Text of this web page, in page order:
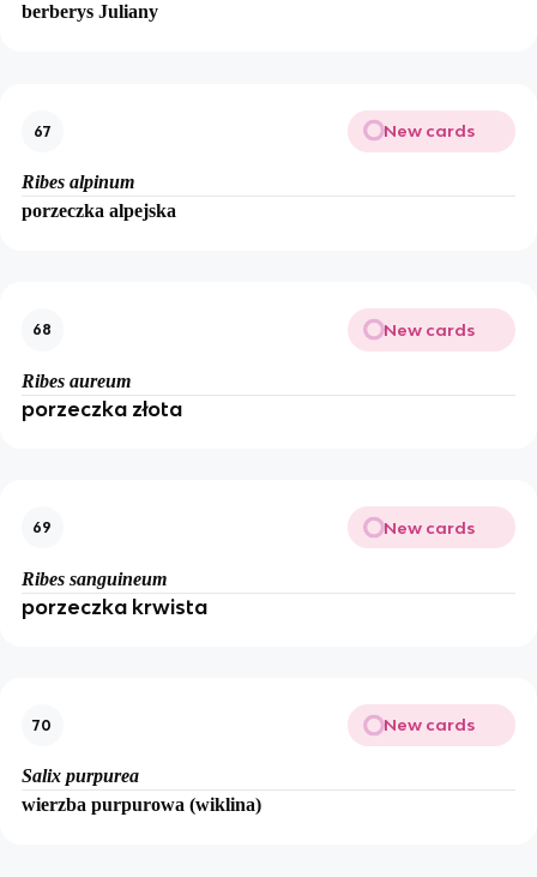
berberys Juliany
67 New cards
Ribes alpinum
porzeczka alpejska
68 New cards
Ribes aureum
porzeczka złota
69 New cards
Ribes sanguineum
porzeczka krwista
70 New cards
Salix purpurea
wierzba purpurowa (wiklina)